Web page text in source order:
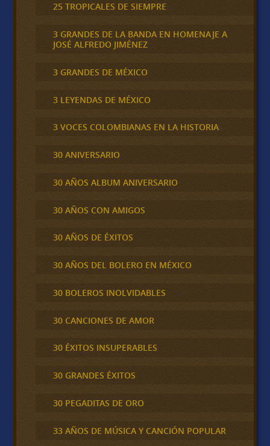
25 TROPICALES DE SIEMPRE
3 GRANDES DE LA BANDA EN HOMENAJE A
JOSÉ ALFREDO JIMÉNEZ
3 GRANDES DE MÉXICO
3 LEYENDAS DE MÉXICO
3 VOCES COLOMBIANAS EN LA HISTORIA
30 ANIVERSARIO
30 AÑOS ALBUM ANIVERSARIO
30 AÑOS CON AMIGOS
30 AÑOS DE ÉXITOS
30 AÑOS DEL BOLERO EN MÉXICO
30 BOLEROS INOLVIDABLES
30 CANCIONES DE AMOR
30 ÉXITOS INSUPERABLES
30 GRANDES ÉXITOS
30 PEGADITAS DE ORO
33 AÑOS DE MÚSICA Y CANCIÓN POPULAR